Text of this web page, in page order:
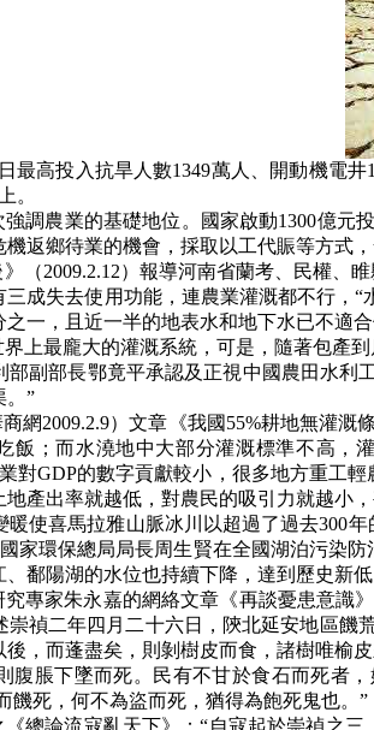
最高投入抗旱人數1349萬人、開動機電
。
調農業的基礎地位。國家啟動1300億
返鄉待業的機會，採取以工代賑等方式
》
（2009.2.12）報導河南省蘭考、民權
成失去使用功能，連農業灌溉都不行，
一，且近一半的地表水和地下水已不適合
最龐大的灌溉系統，可是，隨著包產到
部副部長鄂竟平承認及正視中國農田水
。”
網2009.2.9）文章 《我國55%耕地無灌溉
飯；而水澆地中大部分灌溉標準不高
對GDP的數字貢獻較小，很多地方重工
產出率就越低，對農民的吸引力就越小
喜馬拉雅山脈冰川以超過了過去300年
家環保總局局長周生賢在全國湖泊污染
鄱陽湖的水位也持續下降，達到歷史新低
專家朱永嘉的網絡文章 《再談憂患意識》
崇禎二年四月二十六日，陝北延安地區
，而蓬盡矣，則剝樹皮而食，諸樹唯榆
腹脹下墜而死。民有不甘於食石而死者
饑死，何不為盜而死，猶得為飽死鬼也。”
總論流寇亂天下》：“自寇起於崇禎之